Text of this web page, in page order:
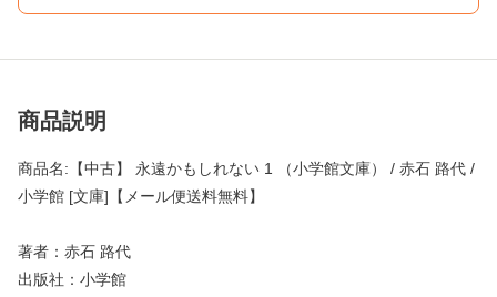
商品説明
商品名:【中古】 永遠かもしれない 1 （小学館文庫） / 赤石 路代 /
小学館 [文庫]【メール便送料無料】
著者：赤石 路代
出版社：小学館